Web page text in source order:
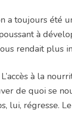
a toujours été
à
rendait plus
à la
de quoi se
lui, régresse.